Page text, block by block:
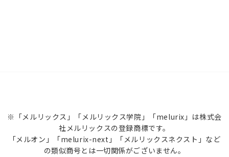
※「メルリックス」「メルリックス学院」「melurix」は株式会
社メルリックスの登録商標です。
「メルオン」「melurix-next」「メルリックスネクスト」など
の類似商号とは一切関係がございません。